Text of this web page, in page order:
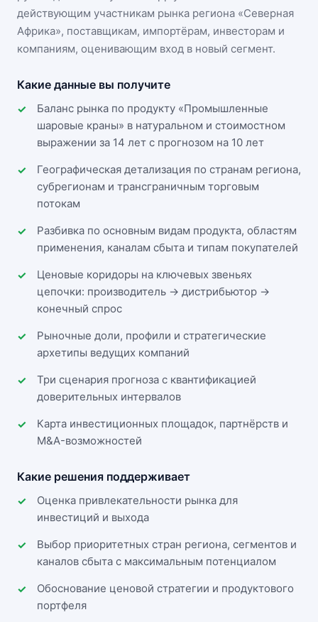
действующим участникам рынка региона «Северная
Африка», поставщикам, импортёрам, инвесторам и
компаниям, оценивающим вход в новый сегмент.
Какие данные вы получите
Баланс рынка по продукту «Промышленные
шаровые краны» в натуральном и стоимостном
выражении за 14 лет с прогнозом на 10 лет
Географическая детализация по странам региона,
субрегионам и трансграничным торговым
потокам
Разбивка по основным видам продукта, областям
применения, каналам сбыта и типам покупателей
Ценовые коридоры на ключевых звеньях
цепочки: производитель → дистрибьютор →
конечный спрос
Рыночные доли, профили и стратегические
архетипы ведущих компаний
Три сценария прогноза с квантификацией
доверительных интервалов
Карта инвестиционных площадок, партнёрств и
M&A-возможностей
Какие решения поддерживает
Оценка привлекательности рынка для
инвестиций и выхода
Выбор приоритетных стран региона, сегментов и
каналов сбыта с максимальным потенциалом
Обоснование ценовой стратегии и продуктового
портфеля